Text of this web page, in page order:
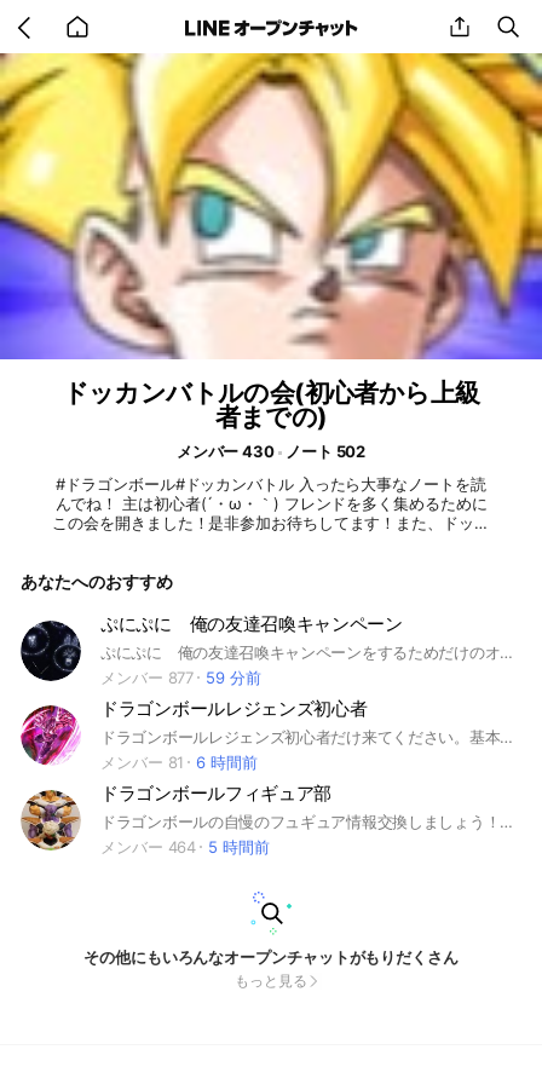
back
to
home
share
ドッカンバトルの会(初心者から上級
者までの)
メンバー 430
ノート 502
#ドラゴンボール#ドッカンバトル 入ったら大事なノートを読
んでね！ 主は初心者(´・ω・｀) フレンドを多く集めるために
この会を開きました！是非参加お待ちしてます！また、ドッカ
あなたへのおすすめ
ぷにぷに 俺の友達召喚キャンペーン
ぷにぷに 俺の友達召喚キャンペーンをするためだけのオープンチャットです。まだやったことがない人も、誰でもいいので気になった方入ってください
メンバー 877
59 分前
ドラゴンボールレジェンズ初心者
ドラゴンボールレジェンズ初心者だけ来てください。基本荒らしとかなのしなければなんでも良いです。
メンバー 81
6 時間前
ドラゴンボールフィギュア部
ドラゴンボールの自慢のフュギュア情報交換しましょう！プライズや一番くじなんでもOK！ #ドラゴンボール#フィギュア#プライズ#一番くじ#ドラゴンボール超#ドラゴンボールZ#ドラゴンボールGT
メンバー 464
5 時間前
その他にもいろんなオープンチャットがもりだくさん
もっと見る